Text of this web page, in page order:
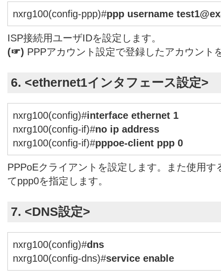
nxrg100(config-ppp)#ppp username
ISP接続用ユーザIDを設定します。
(☞) PPPアカウント設定で登録したアカウント
6. <ethernet1インタフェース設定>
nxrg100(config)#interface ethernet 1
nxrg100(config-if)#no ip address
nxrg100(config-if)#pppoe-client ppp 0
PPPoEクライアントを設定します。また使用す
てppp0を指定します。
7. <DNS設定>
nxrg100(config)#dns
nxrg100(config-dns)#service enable